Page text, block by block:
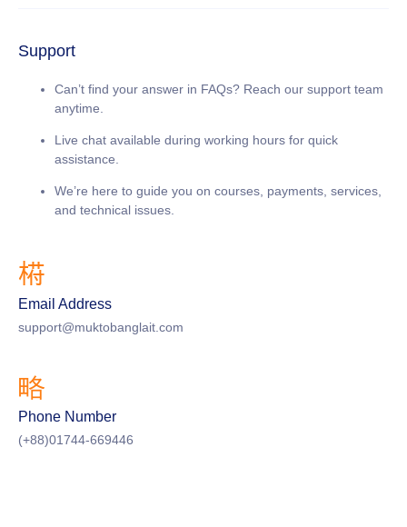
Support
Can’t find your answer in FAQs? Reach our support team
anytime.
Live chat available during working hours for quick
assistance.
We’re here to guide you on courses, payments, services,
and technical issues.
Email Address
support@muktobanglait.com
Phone Number
(+88)01744-669446